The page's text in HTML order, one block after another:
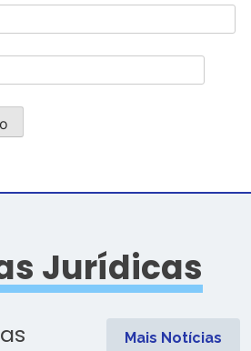
Jurídicas
Mais Notícias